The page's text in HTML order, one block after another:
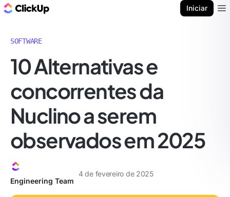
Iniciar
SOFTWARE
10 Alternativas e
concorrentes da
Nuclino a serem
observados em 2025
Engineering Team
4 de fevereiro de 2025